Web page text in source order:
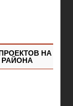
НА
РАЙОНА